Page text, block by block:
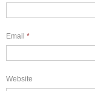
Email *
Website